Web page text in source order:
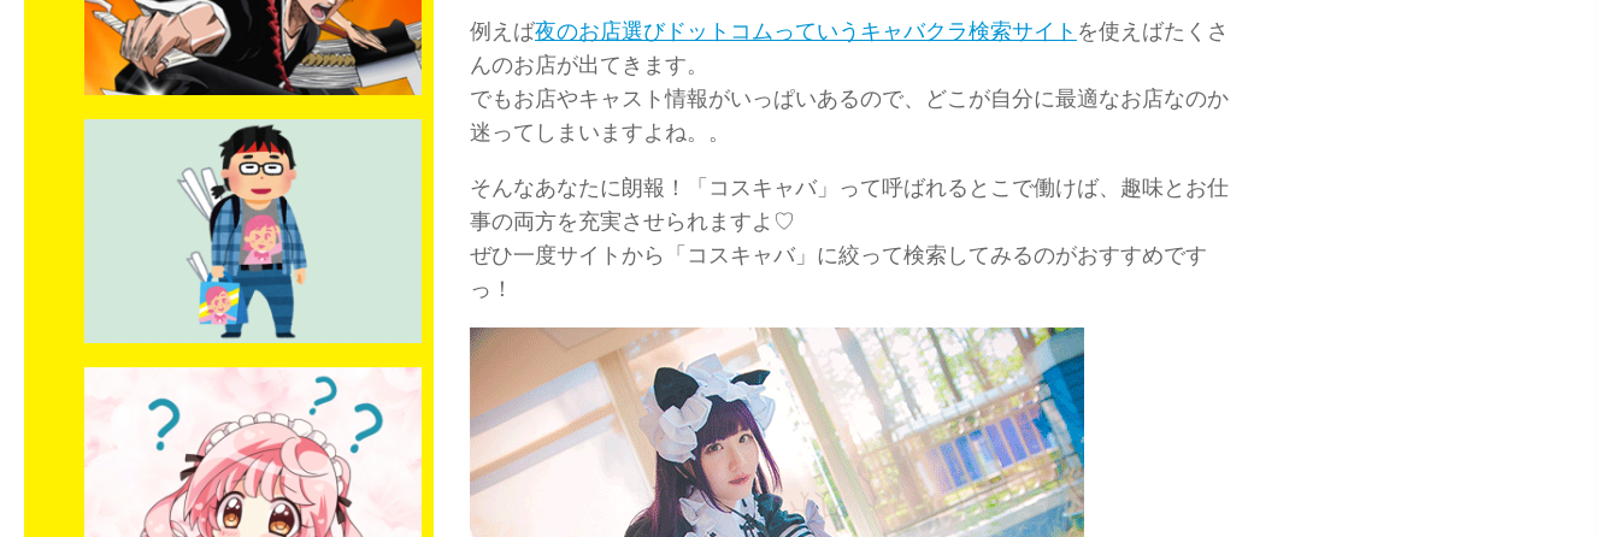
例えば夜のお店選びドットコムっていうキャバクラ検索サイト を使えばたくさ
んのお店が出てきます。
でもお店やキャスト情報がいっぱいあるので、どこが自分に最適なお店なのか
迷ってしまいますよね。。
そんなあなたに朗報！「コスキャバ」って呼ばれるとこで働けば、趣味とお仕
事の両方を充実させられますよ♡
ぜひ一度サイトから「コスキャバ」に絞って検索してみるのがおすすめです
っ！